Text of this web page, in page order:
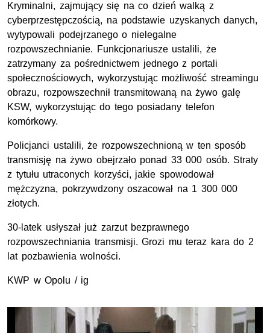
Kryminalni, zajmujący się na co dzień walką z
cyberprzestępczością, na podstawie uzyskanych danych,
wytypowali podejrzanego o nielegalne
rozpowszechnianie. Funkcjonariusze ustalili, że
zatrzymany za pośrednictwem jednego z portali
społecznościowych, wykorzystując możliwość streamingu
obrazu, rozpowszechnił transmitowaną na żywo galę
KSW, wykorzystując do tego posiadany telefon
komórkowy.
Policjanci ustalili, że rozpowszechnioną w ten sposób
transmisję na żywo obejrzało ponad 33 000 osób. Straty
z tytułu utraconych korzyści, jakie spowodował
mężczyzna, pokrzywdzony oszacował na 1 300 000
złotych.
30-latek usłyszał już zarzut bezprawnego
rozpowszechniania transmisji. Grozi mu teraz kara do 2
lat pozbawienia wolności.
KWP w Opolu / ig
Opis filmu: 30-latek zatrzymany za rozpowszechnianie gali